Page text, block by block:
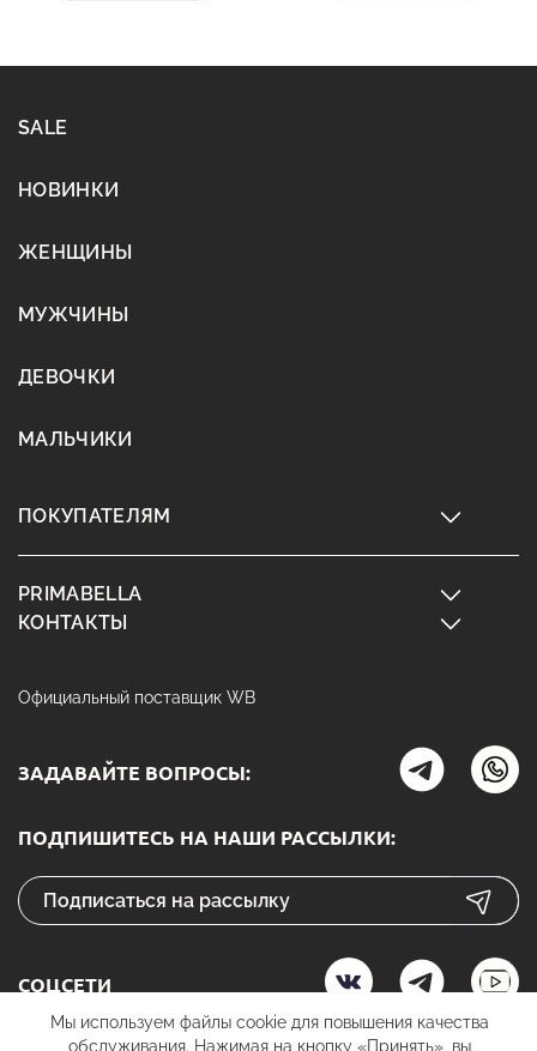
SALE
НОВИНКИ
ЖЕНЩИНЫ
МУЖЧИНЫ
ДЕВОЧКИ
МАЛЬЧИКИ
ПОКУПАТЕЛЯМ
PRIMABELLA
КОНТАКТЫ
Официальный поставщик WB
ЗАДАВАЙТЕ ВОПРОСЫ:
ПОДПИШИТЕСЬ НА НАШИ РАССЫЛКИ:
СОЦСЕТИ
Мы используем файлы cookie для повышения качества
обслуживания. Нажимая на кнопку «Принять», вы